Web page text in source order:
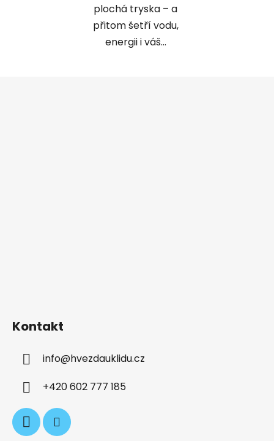
plochá tryska – a
přitom šetří vodu,
energii i váš...
Kontakt
info@hvezdauklidu.cz
+420 602 777 185